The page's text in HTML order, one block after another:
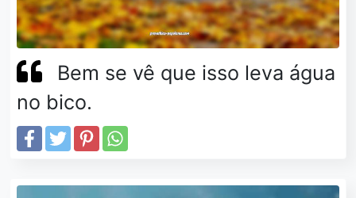
Bem se vê que isso leva água
no bico.